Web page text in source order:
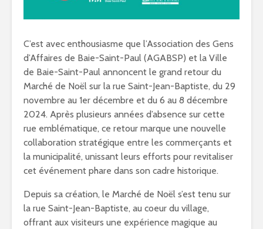
C’est avec enthousiasme que l’Association des Gens
d’Affaires de Baie-Saint-Paul (AGABSP) et la Ville
de Baie-Saint-Paul annoncent le grand retour du
Marché de Noël sur la rue Saint-Jean-Baptiste, du 29
novembre au 1er décembre et du 6 au 8 décembre
2024. Après plusieurs années d’absence sur cette
rue emblématique, ce retour marque une nouvelle
collaboration stratégique entre les commerçants et
la municipalité, unissant leurs efforts pour revitaliser
cet événement phare dans son cadre historique.
Depuis sa création, le Marché de Noël s’est tenu sur
la rue Saint-Jean-Baptiste, au coeur du village,
offrant aux visiteurs une expérience magique au